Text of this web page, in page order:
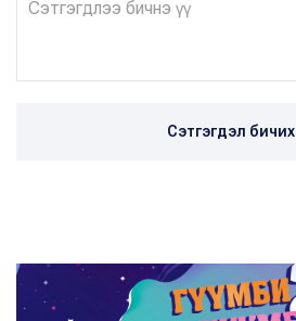
Сэтгэгдэл бичих